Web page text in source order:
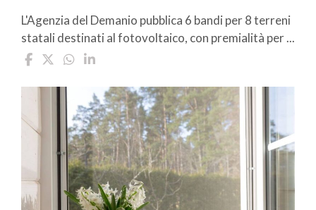
L'Agenzia del Demanio pubblica 6 bandi per 8 terreni
statali destinati al fotovoltaico, con premialità per ...